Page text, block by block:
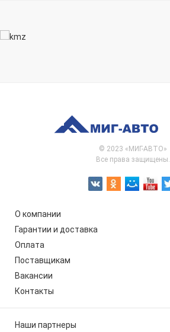
© 2023 «МИГ-АВТО»
Все права защищены.
О компании
Гарантии и доставка
Оплата
Поставщикам
Вакансии
Контакты
Наши партнеры